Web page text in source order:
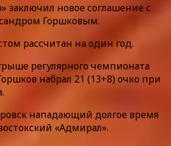
заключил новое соглашение с
Горшковым.
рассчитан на один год.
регулярного чемпионата
набрал 21 (13+8) очко при
нападающий долгое время
«Адмирал».